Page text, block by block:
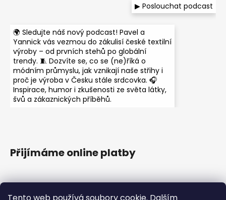
🌍 Sledujte náš nový podcast! Pavel a
Yannick vás vezmou do zákulisí české textilní
výroby – od prvních stehů po globální
trendy. 🧵 Dozvíte se, co se (ne)říká o
módním průmyslu, jak vznikají naše střihy i
proč je výroba v Česku stále srdcovka. 🎧
Inspirace, humor i zkušenosti ze světa látky,
švů a zákaznických příběhů.
▶ Poslouchat podcast
Přijímáme online platby